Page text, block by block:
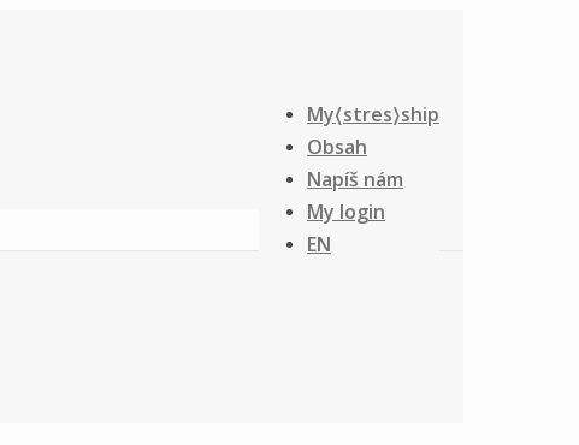
My〈stres〉ship
Obsah
Napíš nám
My login
EN